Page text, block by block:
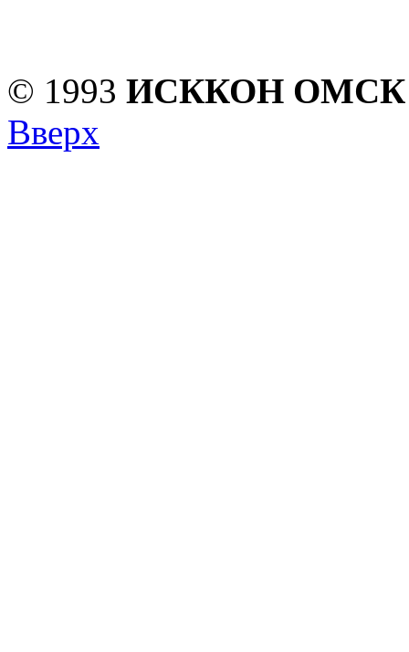
© 1993 ИСККОН ОМСК
Вверх